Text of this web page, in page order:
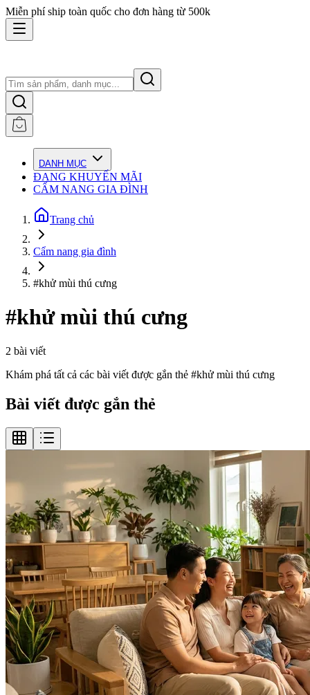
Miễn phí ship toàn quốc cho đơn hàng từ 500k
DANH MỤC
ĐANG KHUYẾN MÃI
CẨM NANG GIA ĐÌNH
Trang chủ
Cẩm nang gia đình
#khử mùi thú cưng
#khử mùi thú cưng
2 bài viết
Khám phá tất cả các bài viết được gắn thẻ #khử mùi thú cưng
Bài viết được gắn thẻ